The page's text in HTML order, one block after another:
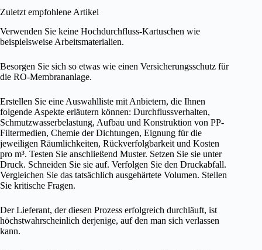
Zuletzt empfohlene Artikel
Verwenden Sie keine Hochdurchfluss-Kartuschen wie
beispielsweise Arbeitsmaterialien.
Besorgen Sie sich so etwas wie einen Versicherungsschutz für
die RO-Membrananlage.
Erstellen Sie eine Auswahlliste mit Anbietern, die Ihnen
folgende Aspekte erläutern können: Durchflussverhalten,
Schmutzwasserbelastung, Aufbau und Konstruktion von PP-
Filtermedien, Chemie der Dichtungen, Eignung für die
jeweiligen Räumlichkeiten, Rückverfolgbarkeit und Kosten
pro m³. Testen Sie anschließend Muster. Setzen Sie sie unter
Druck. Schneiden Sie sie auf. Verfolgen Sie den Druckabfall.
Vergleichen Sie das tatsächlich ausgehärtete Volumen. Stellen
Sie kritische Fragen.
Der Lieferant, der diesen Prozess erfolgreich durchläuft, ist
höchstwahrscheinlich derjenige, auf den man sich verlassen
kann.